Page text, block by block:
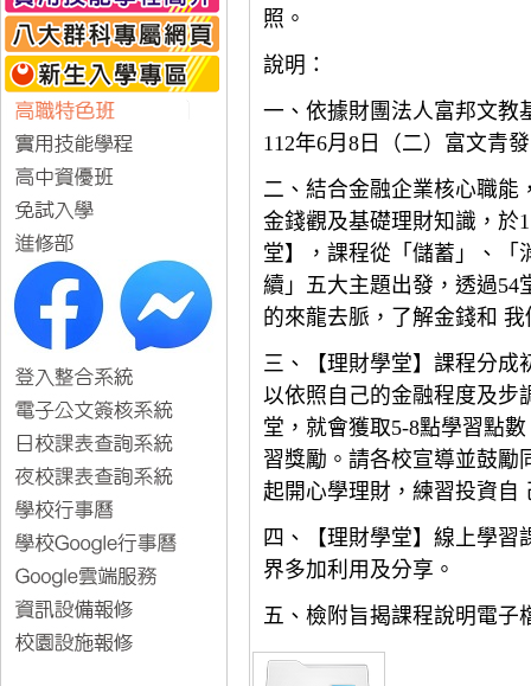
照。
說明：
一、依據財團法人富邦文教
112年6月8日（二）富文青
二、結合金融企業核心職能
金錢觀及基礎理財知識，於
堂】，課程從「儲蓄」、「
續」五大主題出發，透過54
的來龍去脈，了解金錢和
三、【理財學堂】課程分成
以依照自己的金融程度及步
堂，就會獲取5-8點學習點
習獎勵。請各校宣導並鼓勵
起開心學理財，練習投資自
四、【理財學堂】線上學習
界多加利用及分享。
五、檢附旨揭課程說明電子